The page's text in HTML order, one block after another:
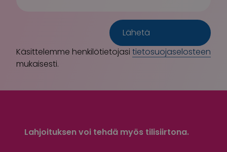
Käsittelemme henkilötietojasi tietosuojaselosteen
mukaisesti.
Lahjoituksen voi tehdä myös tilisiirtona.